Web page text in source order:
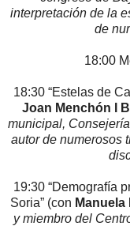
interpretación de la
de
18:00
18:30 “Estelas de
Joan Menchón I
municipal,
autor de numerosos
19:30 “Demografía
Soria” (con Manuela
y miembro del